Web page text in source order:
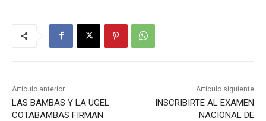
Artículo anterior
LAS BAMBAS Y LA UGEL
COTABAMBAS FIRMAN
Artículo siguiente
INSCRIBIRTE AL EXAMEN
NACIONAL DE